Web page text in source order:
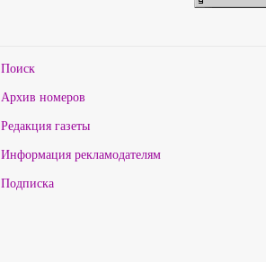
Поиск
Архив номеров
Редакция газеты
Информация рекламодателям
Подписка